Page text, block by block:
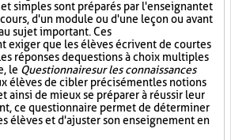
simples sont préparés par l'enseignant et
d'un module ou d'une leçon ou avant
sujet important. Ces
exiger que les élèves écrivent de courtes
réponses de questions à choix multiples
le Questionnaire sur les connaissances
élèves de cibler précisément les notions
ainsi de mieux se préparer à réussir leur
ce questionnaire permet de déterminer
élèves et d'ajuster son enseignement en